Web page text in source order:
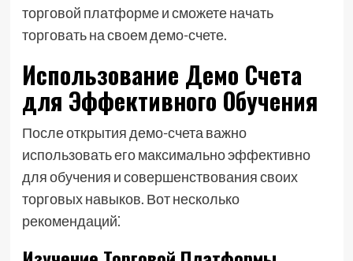
торговой платформе и сможете начать
торговать на своем демо-счете.
Использование Демо Счета
для Эффективного Обучения
После открытия демо-счета важно
использовать его максимально эффективно
для обучения и совершенствования своих
торговых навыков. Вот несколько
рекомендаций⁚